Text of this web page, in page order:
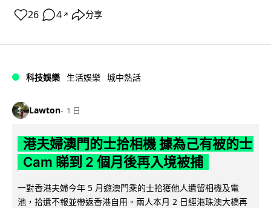
26 4 ↗ 分享
科技娛樂 生活娛樂 城中熱話
Lawton 1 日
港夫婦澳門的士拾相機 據為己有被的士
Cam 睇到 2 個月後再入境被捕
一對香港夫婦今年 5 月遊澳門乘的士拾獲他人遺留相機及電
池，拾遺不報並帶返香港自用。兩人本月 2 日經港珠澳大橋再